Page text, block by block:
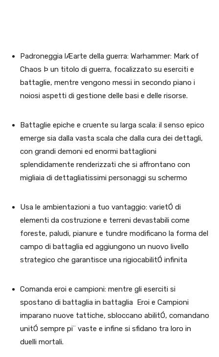
Padroneggia lÆarte della guerra: Warhammer: Mark of
Chaos Þ un titolo di guerra, focalizzato su eserciti e
battaglie, mentre vengono messi in secondo piano i
noiosi aspetti di gestione delle basi e delle risorse.
Battaglie epiche e cruente su larga scala: il senso epico
emerge sia dalla vasta scala che dalla cura dei dettagli,
con grandi demoni ed enormi battaglioni
splendidamente renderizzati che si affrontano con
migliaia di dettagliatissimi personaggi su schermo
Usa le ambientazioni a tuo vantaggio: varietÓ di
elementi da costruzione e terreni devastabili come
foreste, paludi, pianure e tundre modificano la forma del
campo di battaglia ed aggiungono un nuovo livello
strategico che garantisce una rigiocabilitÓ infinita
Comanda eroi e campioni: mentre gli eserciti si
spostano di battaglia in battaglia
Eroi e Campioni
imparano nuove tattiche, sbloccano abilitÓ, comandano
unitÓ sempre pi¨ vaste e infine si sfidano tra loro in
duelli mortali.